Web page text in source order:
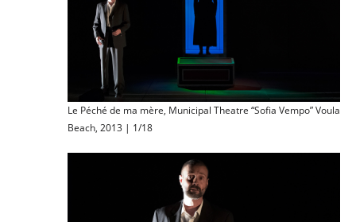
Le Péché de ma mère, Municipal Theatre “Sofia Vempo” Voula
Beach, 2013 | 1/18